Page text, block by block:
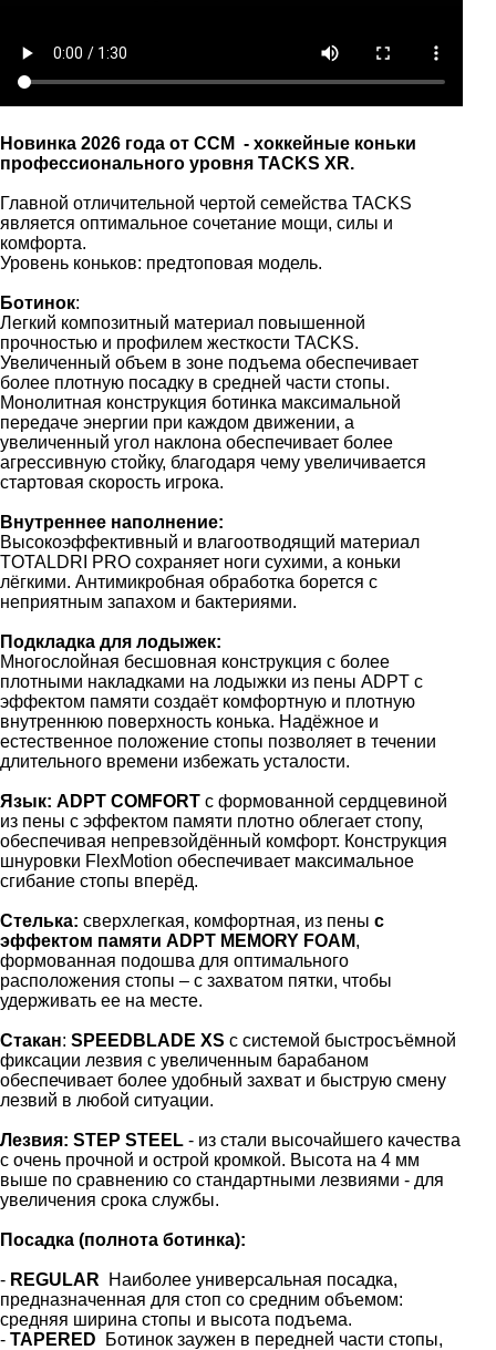
Новинка 2026 года от CCM - хоккейные коньки
профессионального уровня TACKS XR.
Главной отличительной чертой семейства TACKS
является оптимальное сочетание мощи, силы и
комфорта.
Уровень коньков: предтоповая модель.
Ботинок:
Легкий композитный материал повышенной
прочностью и профилем жесткости TACKS.
Увеличенный объем в зоне подъема обеспечивает
более плотную посадку в средней части стопы.
Монолитная конструкция ботинка максимальной
передаче энергии при каждом движении, а
увеличенный угол наклона обеспечивает более
агрессивную стойку, благодаря чему увеличивается
стартовая скорость игрока.
Внутреннее наполнение:
Высокоэффективный и влагоотводящий материал
TOTALDRI PRO сохраняет ноги сухими, а коньки
лёгкими. Антимикробная обработка борется с
неприятным запахом и бактериями.
Подкладка для лодыжек:
Многослойная бесшовная конструкция с более
плотными накладками на лодыжки из пены ADPT с
эффектом памяти создаёт комфортную и плотную
внутреннюю поверхность конька. Надёжное и
естественное положение стопы позволяет в течении
длительного времени избежать усталости.
Язык: ADPT COMFORT с формованной сердцевиной
из пены с эффектом памяти плотно облегает стопу,
обеспечивая непревзойдённый комфорт. Конструкция
шнуровки FlexMotion обеспечивает максимальное
сгибание стопы вперёд.
Стелька: сверхлегкая, комфортная, из пены с
эффектом памяти ADPT MEMORY FOAM,
формованная подошва для оптимального
расположения стопы – с захватом пятки, чтобы
удерживать ее на месте.
Стакан: SPEEDBLADE XS с системой быстросъёмной
фиксации лезвия с увеличенным барабаном
обеспечивает более удобный захват и быструю смену
лезвий в любой ситуации.
Лезвия: STEP STEEL - из стали высочайшего качества
с очень прочной и острой кромкой. Высота на 4 мм
выше по сравнению со стандартными лезвиями - для
увеличения срока службы.
Посадка (полнота ботинка):
- REGULAR
Наиболее универсальная посадка,
предназначенная для стоп со средним объемом:
средняя ширина стопы и высота подъема.
- TAPERED Ботинок заужен в передней части стопы,